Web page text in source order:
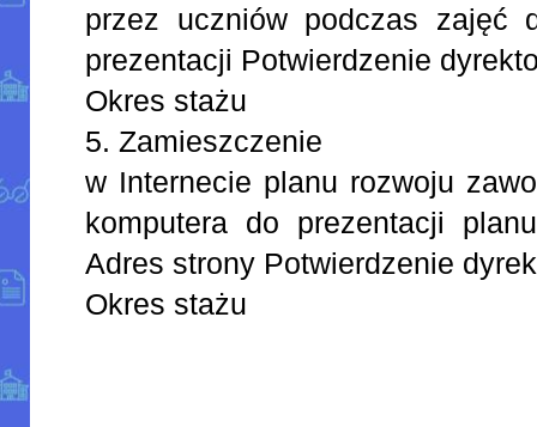
przez uczniów podczas zajęć
prezentacji Potwierdzenie
Okres stażu
5. Zamieszczenie
w Internecie planu rozwoju
komputera do prezentacji
Adres strony Potwierdzenie
Okres stażu